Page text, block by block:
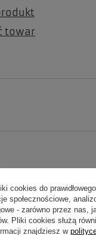
towar
cookies do
społecznościowe,
- zarówno przez nas,
Pliki cookies służą
znajdziesz w